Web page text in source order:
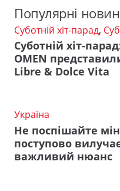
Популярні
Суботній хіт-парад,
Суботній хіт-
OMEN
Libre & Dolce Vita
Україна
Не поспішайте
поступово
важливий нюанс